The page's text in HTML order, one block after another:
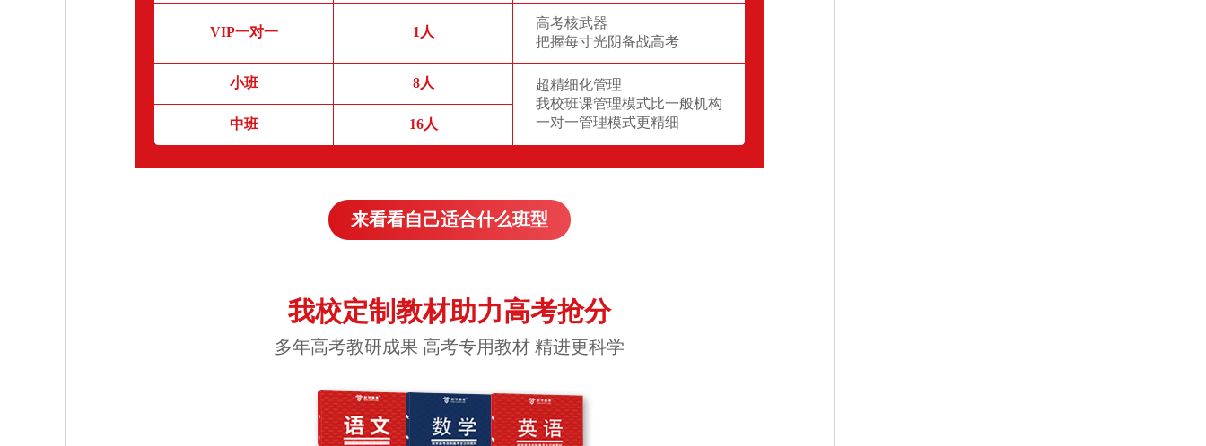
VIP一对一 1人
高考核武器
把握每寸光阴备战高考
小班 8人
超精细化管理
我校班课管理模式比一般机构
一对一管理模式更精细
中班 16人
来看看自己适合什么班型
我校定制教材助力高考抢分
多年高考教研成果 高考专用教材 精进更科学